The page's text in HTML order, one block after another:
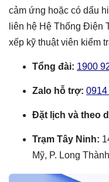
cảm ứng hoặc có dấu
liên hệ Hệ Thống Điện
xếp kỹ thuật viên kiểm
Tổng đài: 1900
Zalo hỗ trợ: 0914
Đặt lịch và theo
Trạm Tây Ninh:
Mỹ, P. Long